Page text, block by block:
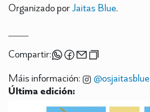
Organizado porJaitas Blue.
Compartir:
Máis información:
@osjaitasblue
Última edición: